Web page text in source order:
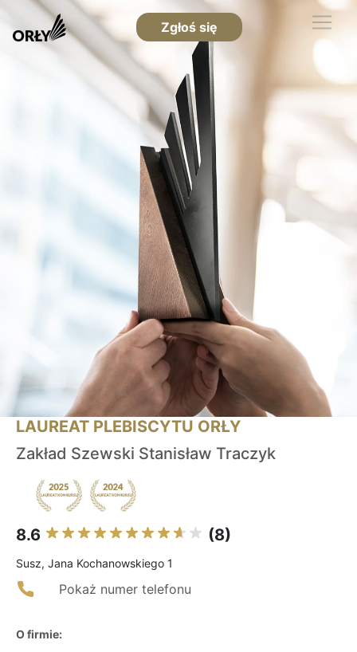
Zgłoś się
LAUREAT PLEBISCYTU ORŁY
Zakład Szewski Stanisław Traczyk
8.6 (8)
Susz, Jana Kochanowskiego 1
Pokaż numer telefonu
O firmie: